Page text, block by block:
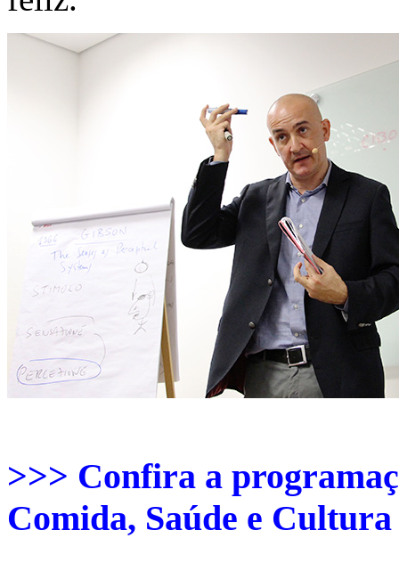
>>> Confira a
Comida, Saúde e